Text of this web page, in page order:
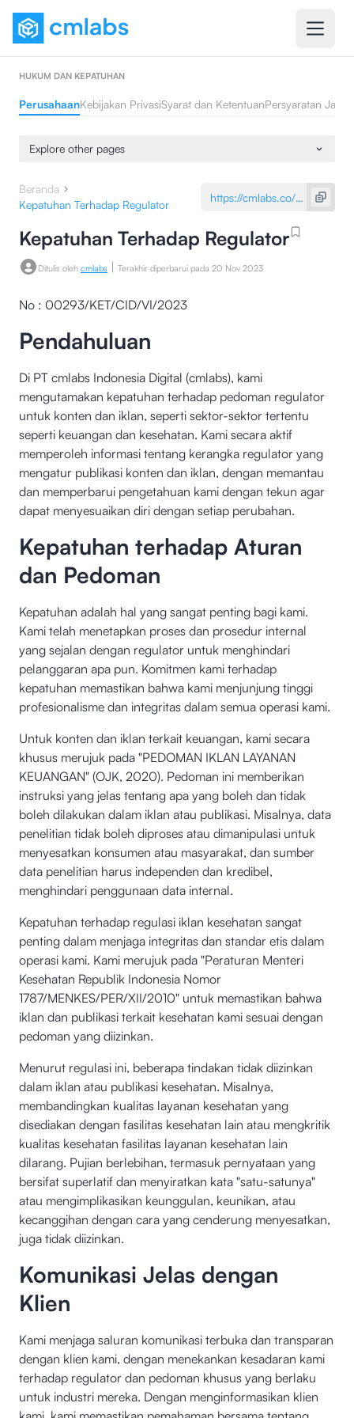
HUKUM DAN KEPATUHAN
PerusahaanKebijakan PrivasiSyarat dan KetentuanPersyaratan Jasa
Explore other pages
Beranda
Kepatuhan Terhadap Regulator
Kepatuhan Terhadap Regulator
Ditulis oleh cmlabs | Terakhir diperbarui pada 20 Nov 2023
No : 00293/KET/CID/VI/2023
Pendahuluan
Di PT cmlabs Indonesia Digital (cmlabs), kami
mengutamakan kepatuhan terhadap pedoman regulator
untuk konten dan iklan, seperti sektor-sektor tertentu
seperti keuangan dan kesehatan. Kami secara aktif
memperoleh informasi tentang kerangka regulator yang
mengatur publikasi konten dan iklan, dengan memantau
dan memperbarui pengetahuan kami dengan tekun agar
dapat menyesuaikan diri dengan setiap perubahan.
Kepatuhan terhadap Aturan
dan Pedoman
Kepatuhan adalah hal yang sangat penting bagi kami.
Kami telah menetapkan proses dan prosedur internal
yang sejalan dengan regulator untuk menghindari
pelanggaran apa pun. Komitmen kami terhadap
kepatuhan memastikan bahwa kami menjunjung tinggi
profesionalisme dan integritas dalam semua operasi kami.
Untuk konten dan iklan terkait keuangan, kami secara
khusus merujuk pada "PEDOMAN IKLAN LAYANAN
KEUANGAN" (OJK, 2020). Pedoman ini memberikan
instruksi yang jelas tentang apa yang boleh dan tidak
boleh dilakukan dalam iklan atau publikasi. Misalnya, data
penelitian tidak boleh diproses atau dimanipulasi untuk
menyesatkan konsumen atau masyarakat, dan sumber
data penelitian harus independen dan kredibel,
menghindari penggunaan data internal.
Kepatuhan terhadap regulasi iklan kesehatan sangat
penting dalam menjaga integritas dan standar etis dalam
operasi kami. Kami merujuk pada "Peraturan Menteri
Kesehatan Republik Indonesia Nomor
1787/MENKES/PER/XII/2010" untuk memastikan bahwa
iklan dan publikasi terkait kesehatan kami sesuai dengan
pedoman yang diizinkan.
Menurut regulasi ini, beberapa tindakan tidak diizinkan
dalam iklan atau publikasi kesehatan. Misalnya,
membandingkan kualitas layanan kesehatan yang
disediakan dengan fasilitas kesehatan lain atau mengkritik
kualitas kesehatan fasilitas layanan kesehatan lain
dilarang. Pujian berlebihan, termasuk pernyataan yang
bersifat superlatif dan menyiratkan kata "satu-satunya"
atau mengimplikasikan keunggulan, keunikan, atau
kecanggihan dengan cara yang cenderung menyesatkan,
juga tidak diizinkan.
Komunikasi Jelas dengan
Klien
Kami menjaga saluran komunikasi terbuka dan transparan
dengan klien kami, dengan menekankan kesadaran kami
terhadap regulator dan pedoman khusus yang berlaku
untuk industri mereka. Dengan menginformasikan klien